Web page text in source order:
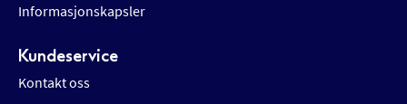
Informasjonskapsler
Kundeservice
Kontakt oss